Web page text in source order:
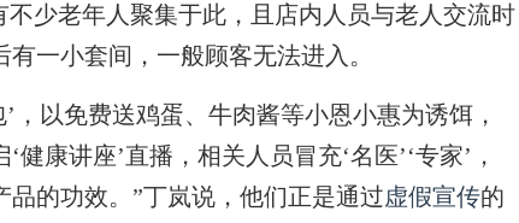
少老年人聚集于此，且店内人员与老人交流时
一小套间，一般顾客无法进入。
以免费送鸡蛋、牛肉酱等小恩小惠为诱饵，
康讲座’直播，相关人员冒充‘名医’‘专家’，
的功效。”丁岚说，他们正是通过虚假宣传的